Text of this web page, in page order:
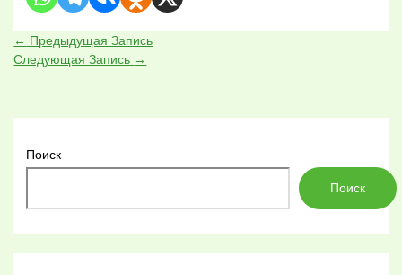
← Предыдущая Запись
Следующая Запись →
Поиск
Поиск